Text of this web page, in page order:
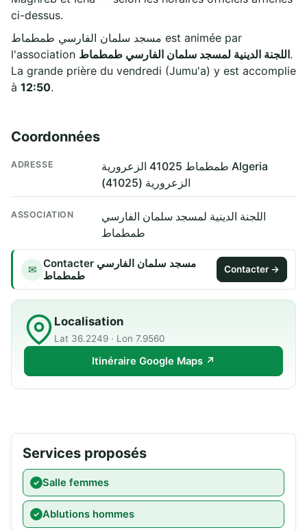
ci-dessus.
مسجد سلمان الفارسي طمطماط est animée par
l'association اللجنة الدينية لمسجد سلمان الفارسي طمطماط.
La grande prière du vendredi (Jumu'a) y est accomplie
à 12:50.
Coordonnées
ADRESSE
طمطماط 41025 الزعرورية Algeria
الزعرورية (41025)
ASSOCIATION
اللجنة الدينية لمسجد سلمان الفارسي
طمطماط
✉ Contacter مسجد سلمان الفارسي
طمطماط
Contacter →
Localisation
Lat 36.2249 · Lon 7.9560
Itinéraire Google Maps ↗
Services proposés
Salle femmes
Ablutions hommes